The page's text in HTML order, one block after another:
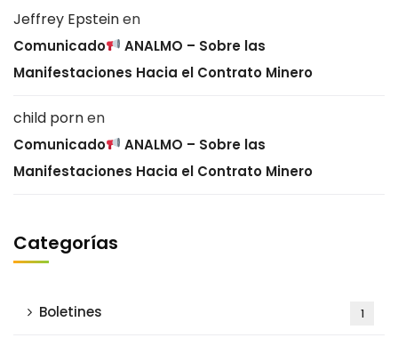
Jeffrey Epsteinen
Comunicado
ANALMO – Sobre las
Manifestaciones Hacia el Contrato Minero
child pornen
Comunicado
ANALMO – Sobre las
Manifestaciones Hacia el Contrato Minero
Categorías
Boletines 1